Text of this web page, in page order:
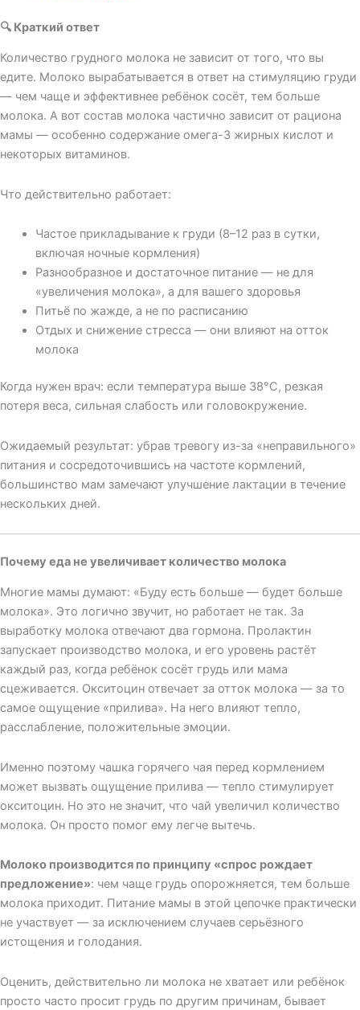
🔍 Краткий ответ
Количество грудного молока не зависит от того, что вы
едите. Молоко вырабатывается в ответ на стимуляцию груди
— чем чаще и эффективнее ребёнок сосёт, тем больше
молока. А вот состав молока частично зависит от рациона
мамы — особенно содержание омега-3 жирных кислот и
некоторых витаминов.
Что действительно работает:
Частое прикладывание к груди (8–12 раз в сутки,
включая ночные кормления)
Разнообразное и достаточное питание — не для
«увеличения молока», а для вашего здоровья
Питьё по жажде, а не по расписанию
Отдых и снижение стресса — они влияют на отток
молока
Когда нужен врач: если температура выше 38°С, резкая
потеря веса, сильная слабость или головокружение.
Ожидаемый результат: убрав тревогу из-за «неправильного»
питания и сосредоточившись на частоте кормлений,
большинство мам замечают улучшение лактации в течение
нескольких дней.
Почему еда не увеличивает количество молока
Многие мамы думают: «Буду есть больше — будет больше
молока». Это логично звучит, но работает не так. За
выработку молока отвечают два гормона. Пролактин
запускает производство молока, и его уровень растёт
каждый раз, когда ребёнок сосёт грудь или мама
сцеживается. Окситоцин отвечает за отток молока — за то
самое ощущение «прилива». На него влияют тепло,
расслабление, положительные эмоции.
Именно поэтому чашка горячего чая перед кормлением
может вызвать ощущение прилива — тепло стимулирует
окситоцин. Но это не значит, что чай увеличил количество
молока. Он просто помог ему легче вытечь.
Молоко производится по принципу «спрос рождает
предложение»: чем чаще грудь опорожняется, тем больше
молока приходит. Питание мамы в этой цепочке практически
не участвует — за исключением случаев серьёзного
истощения и голодания.
Оценить, действительно ли молока не хватает или ребёнок
просто часто просит грудь по другим причинам, бывает